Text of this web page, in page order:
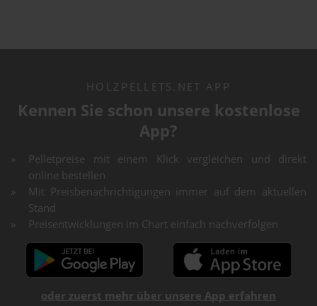
HOLZPELLETS.NET APP
Kennen Sie schon unsere kostenlose
App?
Pelletpreise mit einem Klick vergleichen und direkt
online bestellen
Mit Preisbenachrichtigungen immer auf dem aktuellen
Stand
Preisentwicklungen im Chart einfach nachverfolgen
oder zuerst mehr über unsere App erfahren